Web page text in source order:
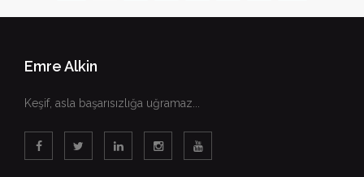
Emre Alkin
Keşif, asla başarısızlığa uğramaz...